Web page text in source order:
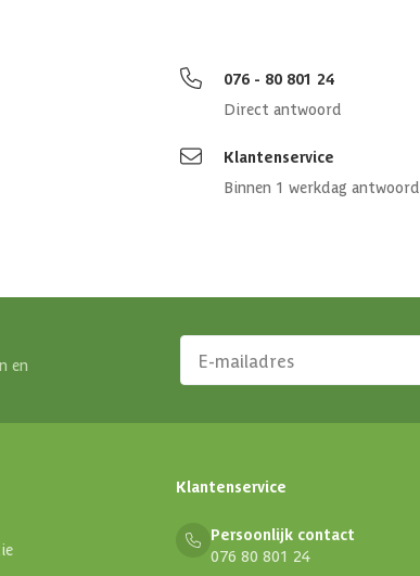
076 - 80 801 24
Direct antwoord
Klantenservice
Binnen 1 werkdag antwoord
en
Klantenservice
Persoonlijk contact
076 80 801 24